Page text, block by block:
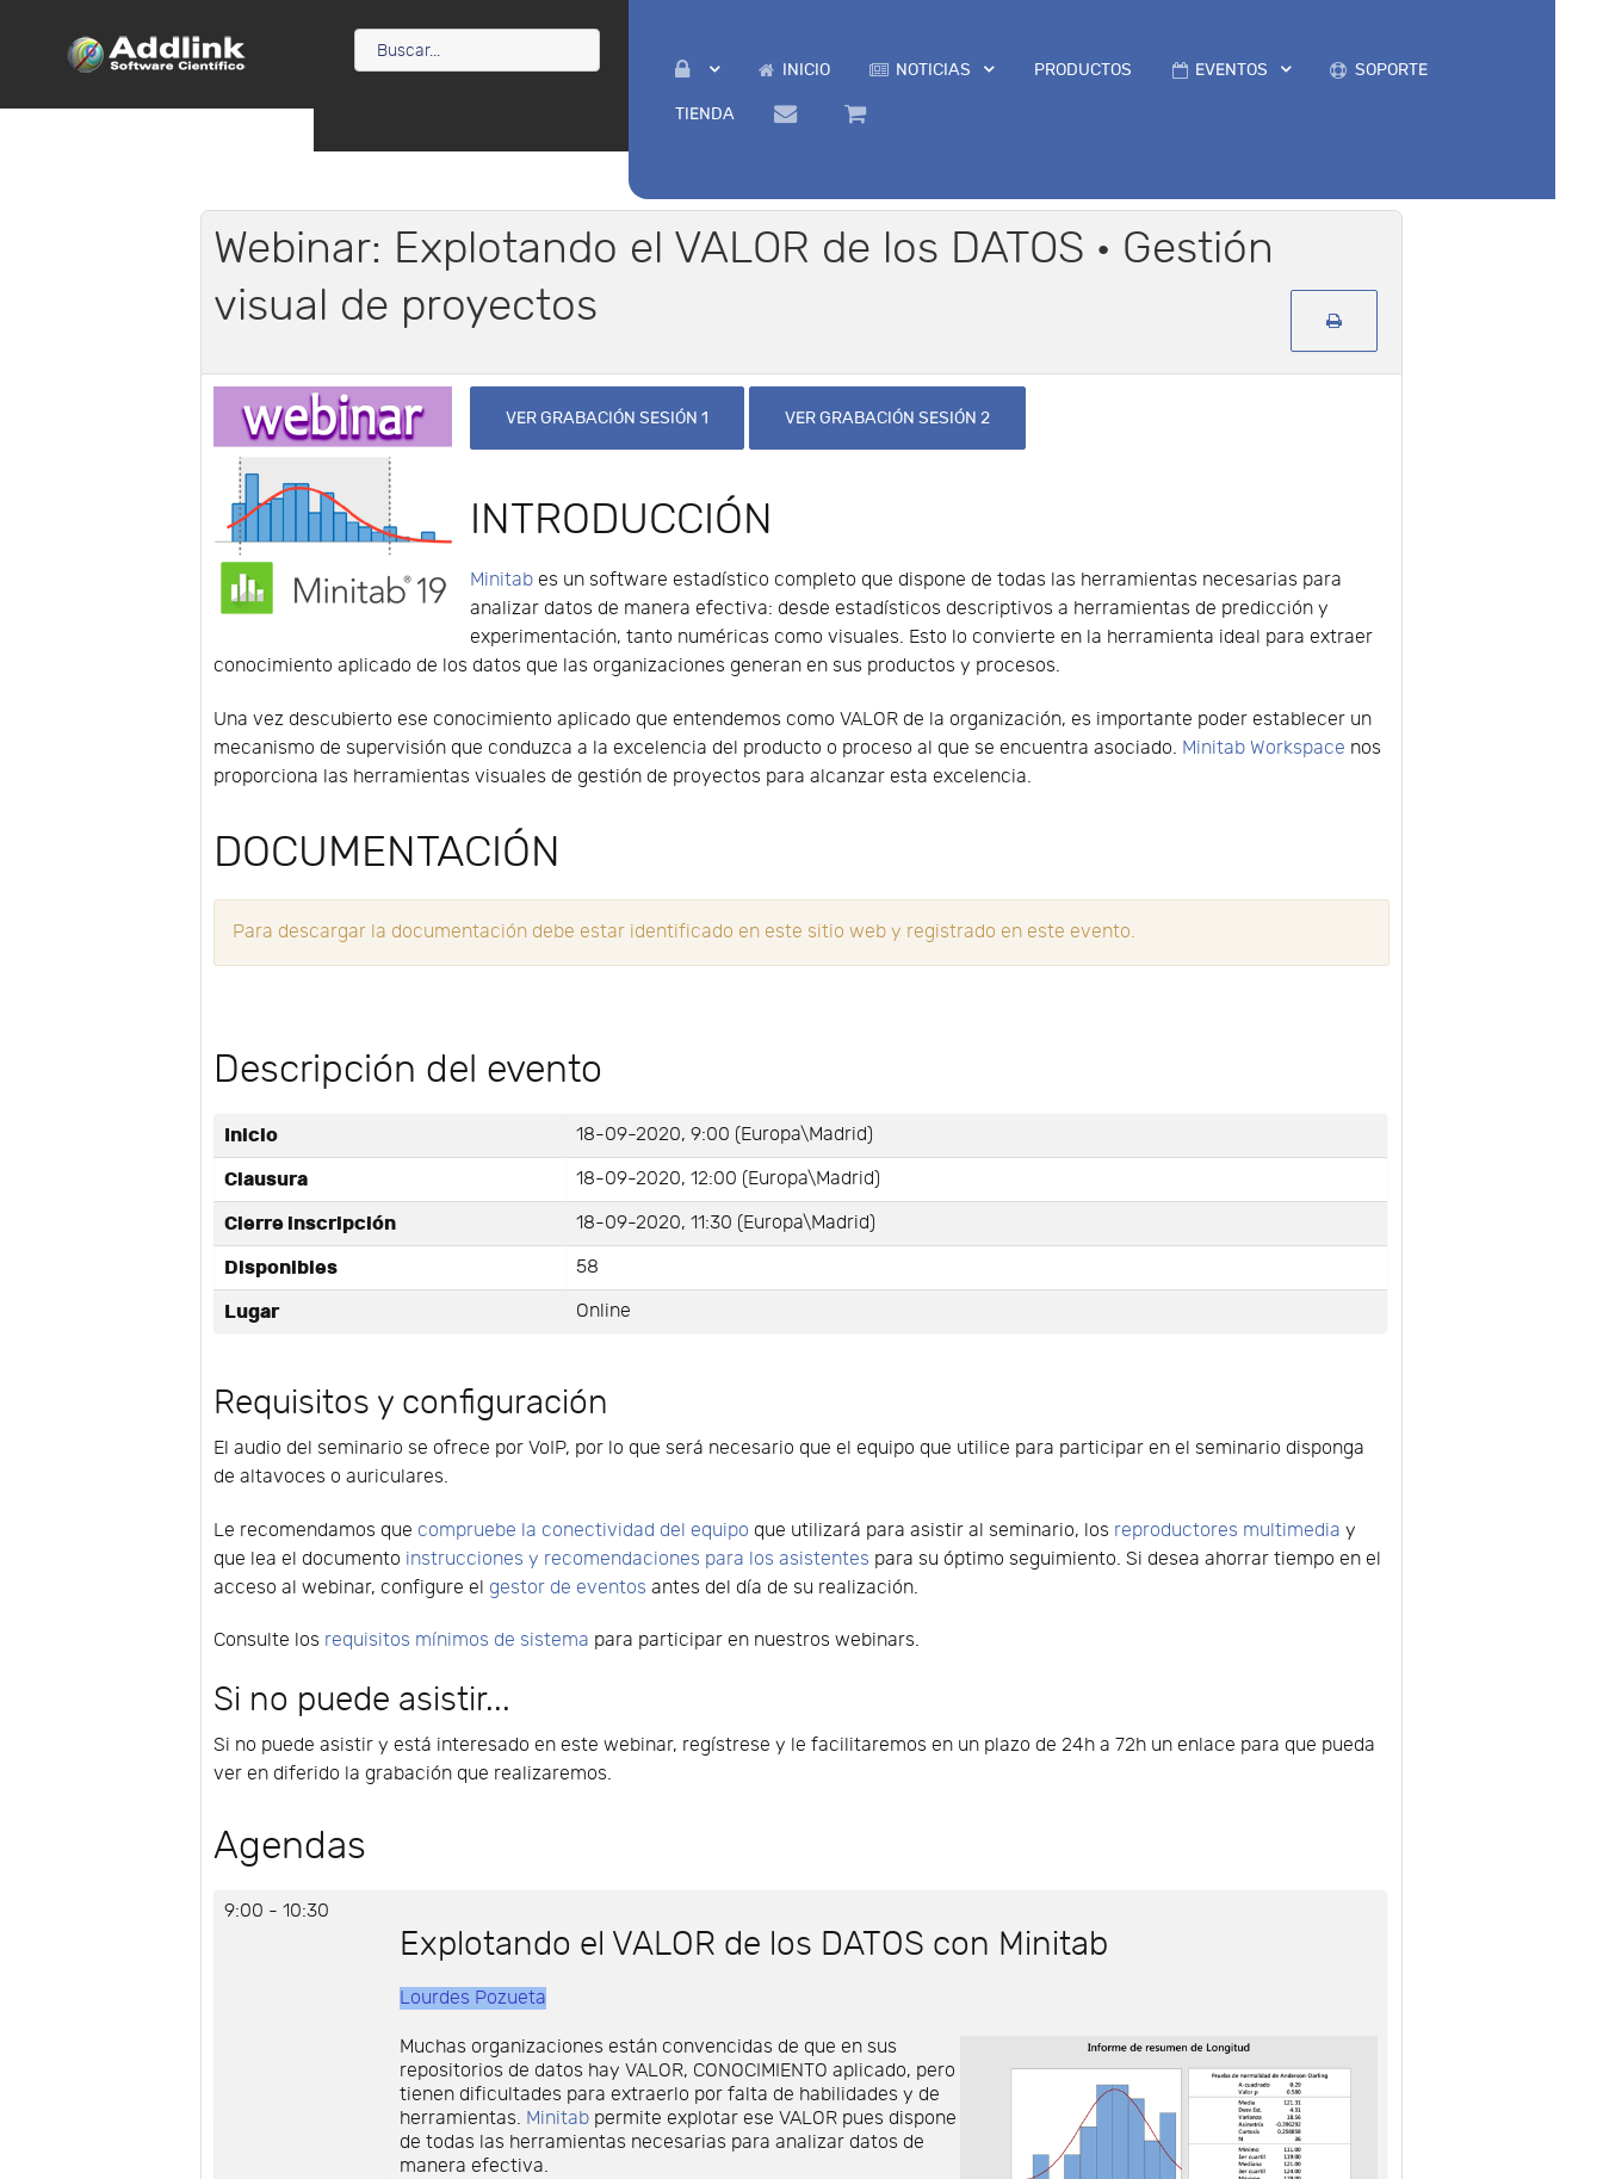
INICIO NOTICIAS PRODUCTOS EVENTOS SOPORTE
TIENDA
Webinar: Explotando el VALOR de los DATOS · Gestión
visual de proyectos
VER GRABACIÓN SESIÓN 1 VER GRABACIÓN SESIÓN 2
INTRODUCCIÓN
Minitab es un software estadístico completo que dispone de todas las herramientas necesarias para
analizar datos de manera efectiva: desde estadísticos descriptivos a herramientas de predicción y
experimentación, tanto numéricas como visuales. Esto lo convierte en la herramienta ideal para extraer
conocimiento aplicado de los datos que las organizaciones generan en sus productos y procesos.
Una vez descubierto ese conocimiento aplicado que entendemos como VALOR de la organización, es importante poder establecer un
mecanismo de supervisión que conduzca a la excelencia del producto o proceso al que se encuentra asociado. Minitab Workspace nos
proporciona las herramientas visuales de gestión de proyectos para alcanzar esta excelencia.
DOCUMENTACIÓN
Para descargar la documentación debe estar identificado en este sitio web y registrado en este evento.
Descripción del evento
Inicio 18-09-2020, 9:00 (Europa\Madrid)
Clausura 18-09-2020, 12:00 (Europa\Madrid)
Cierre inscripción 18-09-2020, 11:30 (Europa\Madrid)
Disponibles 58
Lugar Online
Requisitos y configuración
El audio del seminario se ofrece por VoIP, por lo que será necesario que el equipo que utilice para participar en el seminario disponga
de altavoces o auriculares.
Le recomendamos que compruebe la conectividad del equipo que utilizará para asistir al seminario, los reproductores multimedia y
que lea el documento instrucciones y recomendaciones para los asistentes para su óptimo seguimiento. Si desea ahorrar tiempo en el
acceso al webinar, configure el gestor de eventos antes del día de su realización.
Consulte los requisitos mínimos de sistema para participar en nuestros webinars.
Si no puede asistir...
Si no puede asistir y está interesado en este webinar, regístrese y le facilitaremos en un plazo de 24h a 72h un enlace para que pueda
ver en diferido la grabación que realizaremos.
Agendas
9:00 - 10:30
Explotando el VALOR de los DATOS con Minitab
Lourdes Pozueta
Muchas organizaciones están convencidas de que en sus
repositorios de datos hay VALOR, CONOCIMIENTO aplicado, pero
tienen dificultades para extraerlo por falta de habilidades y de
herramientas. Minitab permite explotar ese VALOR pues dispone
de todas las herramientas necesarias para analizar datos de
manera efectiva.